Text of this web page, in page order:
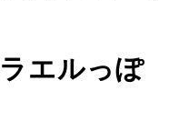
エルっぽ